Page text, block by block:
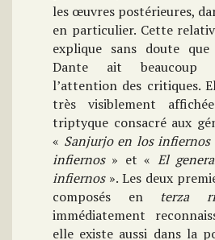
les œuvres postérieures,
en particulier. Cette
explique sans doute
Dante ait beaucoup
l’attention des critiques.
très visiblement
triptyque consacré aux
« Sanjurjo en los infiernos
infiernos » et « El
infiernos». Les deux
composés en terza
immédiatement
elle existe aussi dans la